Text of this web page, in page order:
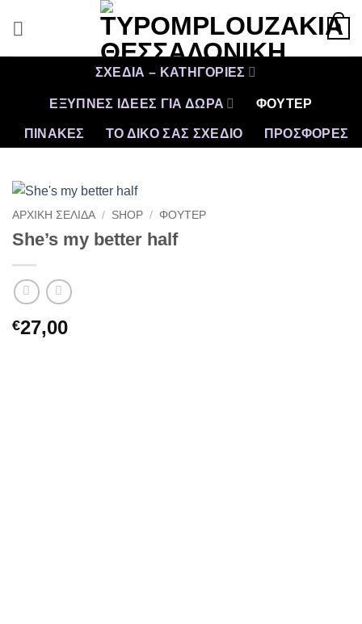
0
ΣΧΕΔΙΑ – ΚΑΤΗΓΟΡΙΕΣ
ΕΞΥΠΝΕΣ ΙΔΕΕΣ ΓΙΑ ΔΩΡΑ ΦΟΥΤΕΡ
ΠΙΝΑΚΕΣ ΤΟ ΔΙΚΟ ΣΑΣ ΣΧΕΔΙΟ ΠΡΟΣΦΟΡΈΣ
ΑΡΧΙΚΉ ΣΕΛΊΔΑ / SHOP / ΦΟΥΤΕΡ
She’s my better half
€27,00